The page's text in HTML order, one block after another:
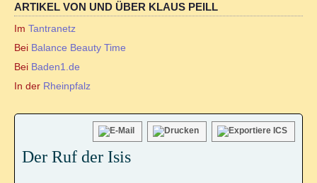
Ablauf Tantraseminar
Ablauf Tantraritual
Tantranetz / Connection-Newsletter
Online Tantra Kongress 2020
Online Sexualitätskongress
ARTIKEL VON UND ÜBER KLAUS PEILL
Im Tantranetz
Bei Balance Beauty Time
Bei Baden1.de
In der Rheinpfalz
Der Ruf der Isis